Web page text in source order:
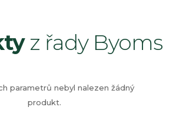
z řady Byoms
parametrů nebyl nalezen žádný
produkt.